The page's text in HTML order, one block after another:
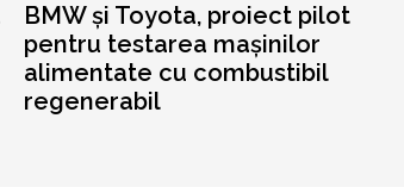
BMW și Toyota, proiect pilot
pentru testarea mașinilor
alimentate cu combustibil
regenerabil